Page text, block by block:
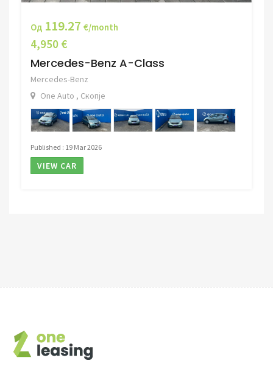
Од 119.27 €/month
4,950 €
Mercedes-Benz A-Class
Mercedes-Benz
One Auto , Скопје
Published : 19 Mar 2026
VIEW CAR